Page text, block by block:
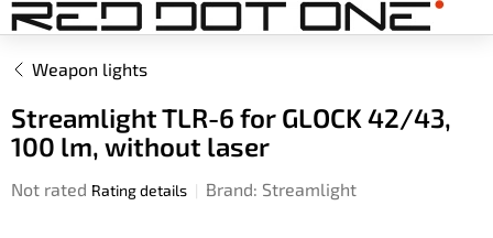
Skip
to
contentWeapon lights
Streamlight TLR-6 for GLOCK 42/43,
100 lm, without laser
The
Not rated Rating details Brand: Streamlight